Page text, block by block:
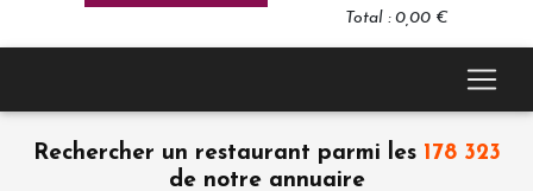
Total : 0,00 €
Rechercher un restaurant parmi les 178 323
de notre annuaire